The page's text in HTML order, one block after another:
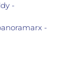
-
-